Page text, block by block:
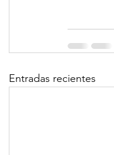
Entradas recientes